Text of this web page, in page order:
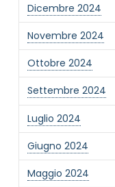
Dicembre 2024
Novembre 2024
Ottobre 2024
Settembre 2024
Luglio 2024
Giugno 2024
Maggio 2024